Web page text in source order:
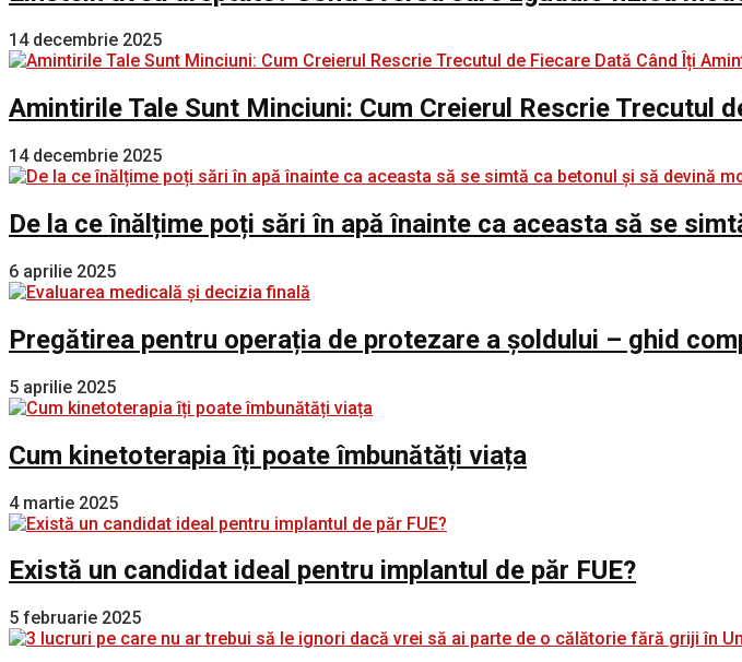
14 decembrie 2025
Amintirile Tale Sunt Minciuni: Cum Creierul Rescrie Trecutul
14 decembrie 2025
De la ce înălțime poți sări în apă înainte ca aceasta să se
6 aprilie 2025
Pregătirea pentru operația de protezare a șoldului – ghid
5 aprilie 2025
Cum kinetoterapia îți poate îmbunătăți viața
4 martie 2025
Există un candidat ideal pentru implantul de păr FUE?
5 februarie 2025